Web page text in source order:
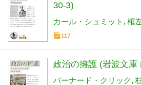
30-3)
カール・シュミット 権
117
政治の擁護 (岩波文庫
バーナード・クリック